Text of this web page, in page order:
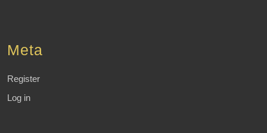
Meta
Register
Log in